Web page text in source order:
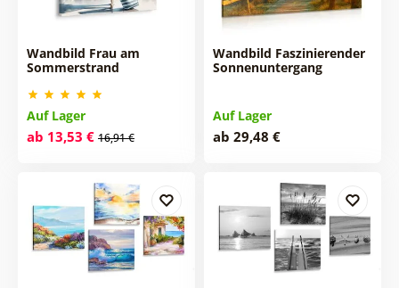
Wandbild Frau am
Sommerstrand
Auf Lager
ab 13,53 € 16,91 €
Wandbild Faszinierender
Sonnenuntergang
Auf Lager
ab 29,48 €